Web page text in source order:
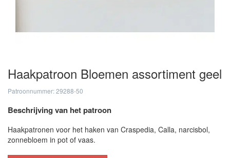
Haakpatroon Bloemen assortiment geel
Patroonnummer: 29288-50
Beschrijving van het patroon
Haakpatronen voor het haken van Craspedia, Calla, narcisbol,
zonnebloem in pot of vaas.